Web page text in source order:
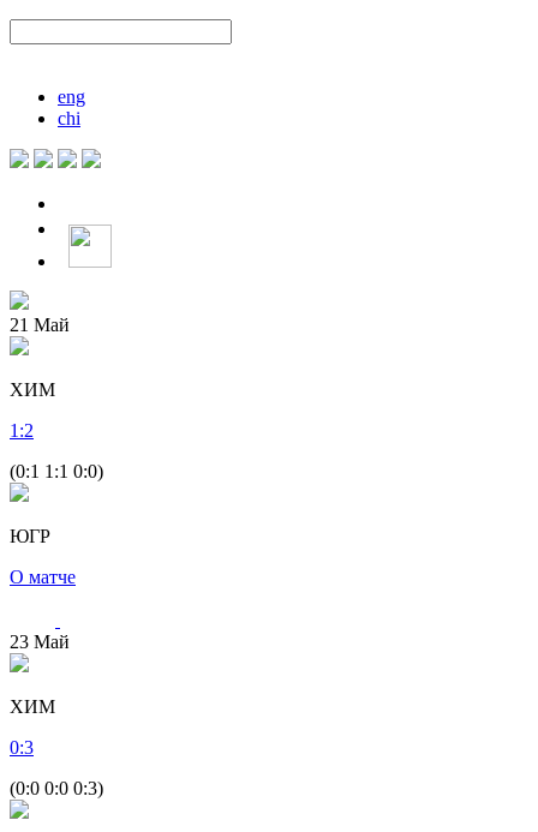
eng
chi
21 Май
ХИМ
1 :2
(0:1 1:1 0:0)
ЮГР
О матче
23 Май
ХИМ
0:3
(0:0 0:0 0:3)